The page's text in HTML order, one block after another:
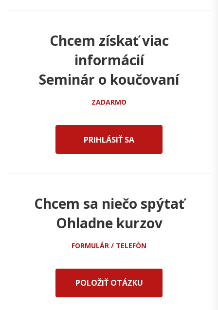
Chcem získať viac
informácií
Seminár o koučovaní
ZADARMO
PRIHLÁSIŤ SA
Chcem sa niečo spýtať
Ohladne kurzov
FORMULÁR / TELEFÓN
POLOŽIŤ OTÁZKU